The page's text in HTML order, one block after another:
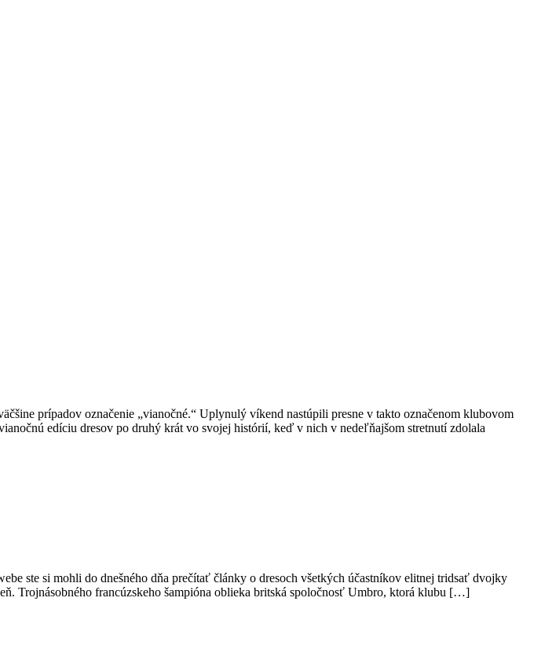
prípadov označenie „vianočné.“ Uplynulý víkend nastúpili presne v takto označenom klubovom
edíciu dresov po druhý krát vo svojej histórií, keď v nich v nedeľňajšom stretnutí zdolala
ste si mohli do dnešného dňa prečítať články o dresoch všetkých účastníkov elitnej tridsať dvojky
Trojnásobného francúzskeho šampióna oblieka britská spoločnosť Umbro, ktorá klubu […]